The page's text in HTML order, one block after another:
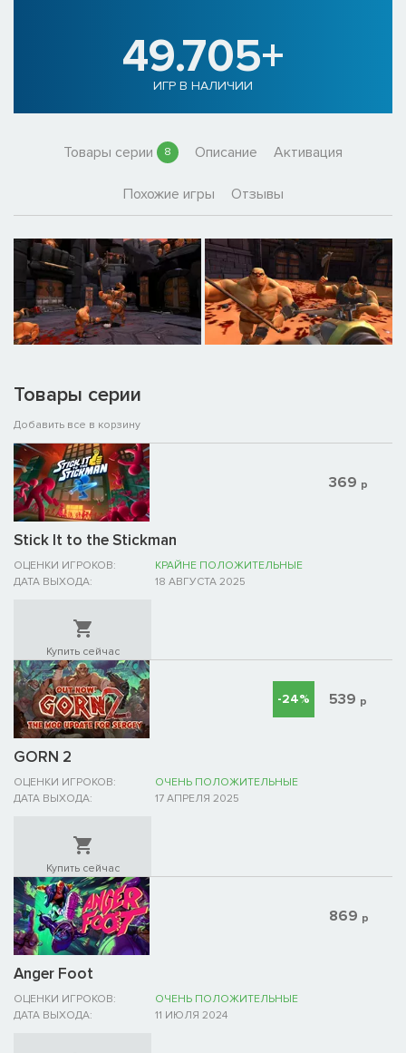
49.705+
ИГР В НАЛИЧИИ
Товары серии 8 Описание Активация
Похожие игры Отзывы
Товары серии
Добавить все в корзину
Stick It to the Stickman
ОЦЕНКИ ИГРОКОВ:
КРАЙНЕ ПОЛОЖИТЕЛЬНЫЕ
ДАТА ВЫХОДА:
18 АВГУСТА 2025
369 р
Купить сейчас
GORN 2
ОЦЕНКИ ИГРОКОВ:
ОЧЕНЬ ПОЛОЖИТЕЛЬНЫЕ
ДАТА ВЫХОДА:
17 АПРЕЛЯ 2025
-24% 539 р
Купить сейчас
Anger Foot
ОЦЕНКИ ИГРОКОВ:
ОЧЕНЬ ПОЛОЖИТЕЛЬНЫЕ
ДАТА ВЫХОДА:
11 ИЮЛЯ 2024
869 р